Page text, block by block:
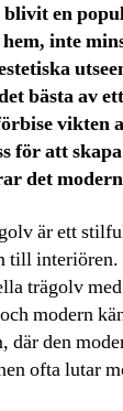
blivit en
inte
bästa av
vikten
för att
det
är ett
till
trägolv
modern
där den
ofta lutar